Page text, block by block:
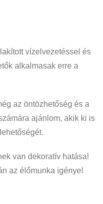
vízelvezetéssel és
alkalmasak erre a
az öntözhetőség és a
ajánlom, akik ki is
van dekoratív hatása!
az élőmunka igénye!